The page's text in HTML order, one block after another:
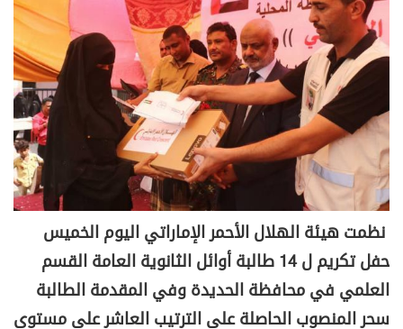
نظمت هيئة الهلال الأحمر الإماراتي اليوم الخميس
حفل تكريم ل 14 طالبة أوائل الثانوية العامة القسم
العلمي في محافظة الحديدة وفي المقدمة الطالبة
سحر المنصوب الحاصلة على الترتيب العاشر على مستوى